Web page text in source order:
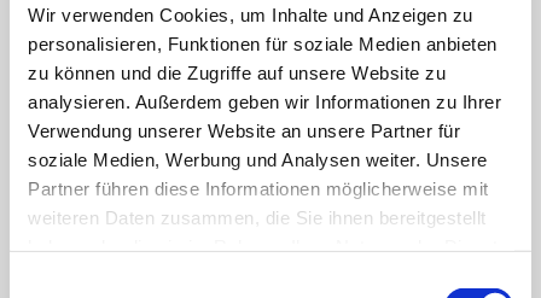
Wir verwenden Cookies, um Inhalte und Anzeigen zu
personalisieren, Funktionen für soziale Medien anbieten
zu können und die Zugriffe auf unsere Website zu
analysieren. Außerdem geben wir Informationen zu Ihrer
Verwendung unserer Website an unsere Partner für
soziale Medien, Werbung und Analysen weiter. Unsere
Partner führen diese Informationen möglicherweise mit
weiteren Daten zusammen, die Sie ihnen bereitgestellt